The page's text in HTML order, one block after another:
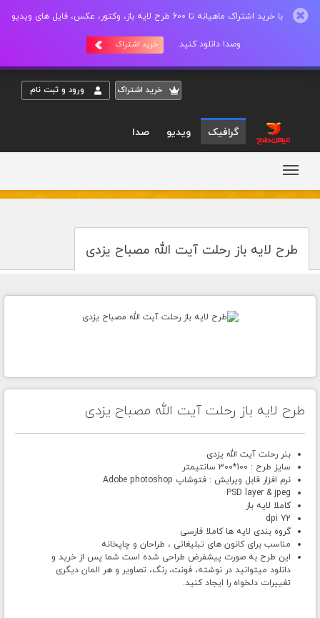
با خرید اشتراک ماهیانه تا 600 طرح لایه باز، وکتور، عکس، فایل های ویدیو
وصدا دانلود کنید. خرید اشتراک
خريد اشتراک ورود و ثبت نام
گرافیک ویدیو صدا
طرح لایه باز رحلت آیت الله مصباح یزدی
طرح لایه باز رحلت آیت الله مصباح یزدی
بنر رحلت آیت الله یزدی
سایز طرح : 100*300 سانتیمتر
نرم افزار قابل ویرایش : فتوشاپ Adobe photoshop
PSD layer & jpeg
کاملا لایه باز
72 dpi
گروه بندی لایه ها کاملا فارسی
مناسب برای کانون های تبلیغاتی ، طراحان و چاپخانه
این طرح به صورت پیشفرض طراحی شده است شما پس از خرید و
دانلود میتوانید در نوشته، فونت، رنگ، تصاویر و هر المان دیگری
تغییرات دلخواه را ایجاد کنید.